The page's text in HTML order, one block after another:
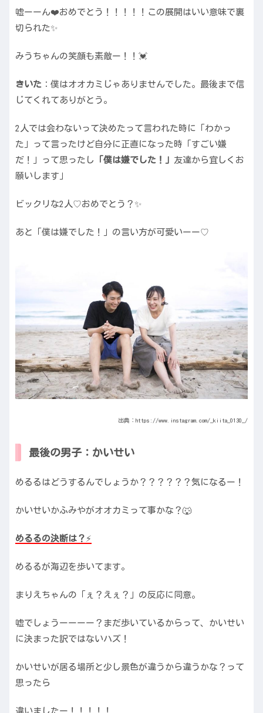
嘘ーーん❤️おめでとう！！！！！この展開はいい意味で裏
切られた✨
みうちゃんの笑顔も素敵ー！！💓
きいた ：僕はオオカミじゃありませんでした。最後まで信
じてくれてありがとう。
2人では会わないって決めたって言われた時に「わかっ
た」って言ったけど自分に正直になった時「すごい嫌
だ！」って思ったし
「僕は嫌でした！」 友達から宜しくお
願いします」
ビックリな2人♡おめでとう？✨
あと「僕は嫌でした！」の言い方が可愛いーー♡
出典： https://www.instagram.com/_kiita_0130_/
最後の男子：かいせい
めるるはどうするんでしょうか？？？？？？気になるー！
かいせいかふみやがオオカミって事かな？🐺
めるるの決断は？ ⚡️
めるるが海辺を歩いてます。
まりえちゃんの「ぇ？えぇ？」の反応に同意。
嘘でしょうーーーー？まだ歩いているからって、かいせい
に決まった訳ではないハズ！
かいせいが居る場所と少し景色が違うから違うかな？って
思ったら
違いましたー！！！！！